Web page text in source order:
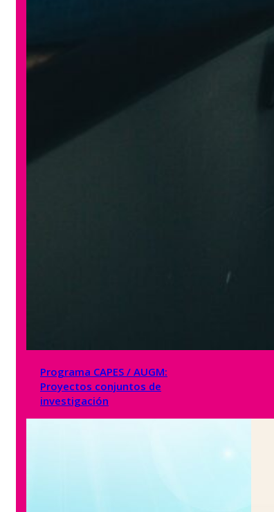
Programa CAPES / AUGM:
Proyectos conjuntos de
investigación